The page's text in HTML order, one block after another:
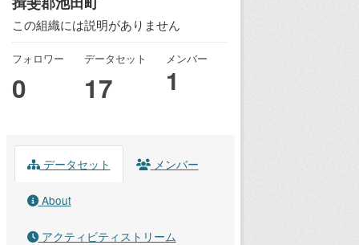
この組織には説明がありません
フォロワー
0
データセット
17
メンバー
1
データセット メンバー
About
アクティビティストリーム